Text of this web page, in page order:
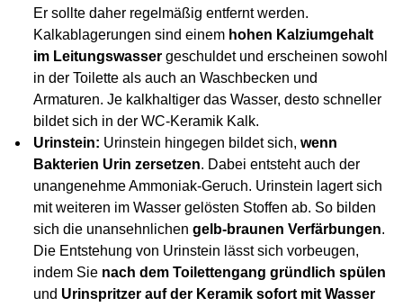
Er sollte daher regelmäßig entfernt werden.
Kalkablagerungen sind einem hohen Kalziumgehalt
im Leitungswasser geschuldet und erscheinen sowohl
in der Toilette als auch an Waschbecken und
Armaturen. Je kalkhaltiger das Wasser, desto schneller
bildet sich in der WC-Keramik Kalk.
Urinstein: Urinstein hingegen bildet sich, wenn
Bakterien Urin zersetzen. Dabei entsteht auch der
unangenehme Ammoniak-Geruch. Urinstein lagert sich
mit weiteren im Wasser gelösten Stoffen ab. So bilden
sich die unansehnlichen gelb-braunen Verfärbungen.
Die Entstehung von Urinstein lässt sich vorbeugen,
indem Sie nach dem Toilettengang gründlich spülen
und Urinspritzer auf der Keramik sofort mit Wasser